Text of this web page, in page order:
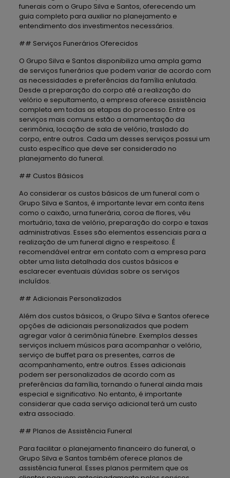
funerais com o Grupo Silva e Santos, oferecendo um
guia completo para auxiliar no planejamento e
entendimento dos investimentos necessários.
## Serviços Funerários Oferecidos
O Grupo Silva e Santos disponibiliza uma ampla gama
de serviços funerários que podem variar de acordo com
as necessidades e preferências da família enlutada.
Desde a preparação do corpo até a realização do
velório e sepultamento, a empresa oferece assistência
completa em todas as etapas do processo. Entre os
serviços mais comuns estão a ornamentação da
cerimônia, locação de sala de velório, traslado do
corpo, entre outros. Cada um desses serviços possui um
custo específico que deve ser considerado no
planejamento do funeral.
## Custos Básicos
Ao considerar os custos básicos de um funeral com o
Grupo Silva e Santos, é importante levar em conta itens
como o caixão, urna funerária, coroa de flores, véu
mortuário, taxa de velório, preparação do corpo e taxas
administrativas. Esses são elementos essenciais para a
realização de um funeral digno e respeitoso. É
recomendável entrar em contato com a empresa para
obter uma lista detalhada dos custos básicos e
esclarecer eventuais dúvidas sobre os serviços
incluídos.
## Adicionais Personalizados
Além dos custos básicos, o Grupo Silva e Santos oferece
opções de adicionais personalizados que podem
agregar valor à cerimônia fúnebre. Exemplos desses
serviços incluem músicos para acompanhar o velório,
serviço de buffet para os presentes, carros de
acompanhamento, entre outros. Esses adicionais
podem ser personalizados de acordo com as
preferências da família, tornando o funeral ainda mais
especial e significativo. No entanto, é importante
considerar que cada serviço adicional terá um custo
extra associado.
## Planos de Assistência Funeral
Para facilitar o planejamento financeiro do funeral, o
Grupo Silva e Santos também oferece planos de
assistência funeral. Esses planos permitem que os